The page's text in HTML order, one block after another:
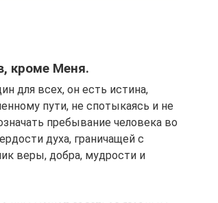
кроме Меня.
для всех, он есть истина,
пути, не спотыкаясь и не
пребывание человека во
духа, граничащей с
веры, добра, мудрости и